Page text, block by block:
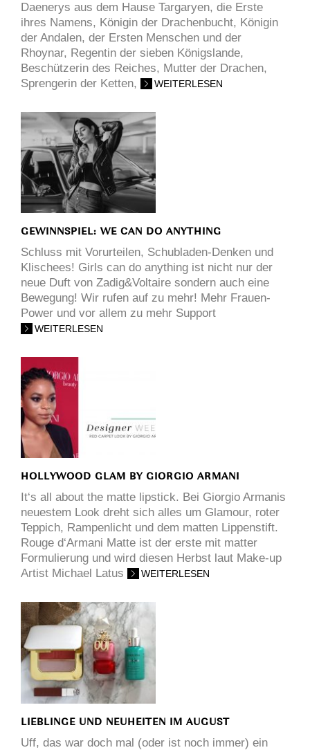
Daenerys aus dem Hause Targaryen, die Erste
ihres Namens, Königin der Drachenbucht, Königin
der Andalen, der Ersten Menschen und der
Rhoynar, Regentin der sieben Königslande,
Beschützerin des Reiches, Mutter der Drachen,
Sprengerin der Ketten,
WEITERLESEN
GEWINNSPIEL: WE CAN DO ANYTHING
Schluss mit Vorurteilen, Schubladen-Denken und
Klischees! Girls can do anything ist nicht nur der
neue Duft von Zadig&Voltaire sondern auch eine
Bewegung! Wir rufen auf zu mehr! Mehr Frauen-
Power und vor allem zu mehr Support
WEITERLESEN
HOLLYWOOD GLAM BY GIORGIO ARMANI
It‘s all about the matte lipstick. Bei Giorgio Armanis
neuestem Look dreht sich alles um Glamour, roter
Teppich, Rampenlicht und dem matten Lippenstift.
Rouge d‘Armani Matte ist der erste mit matter
Formulierung und wird diesen Herbst laut Make-up
Artist Michael Latus
WEITERLESEN
LIEBLINGE UND NEUHEITEN IM AUGUST
Uff, das war doch mal (oder ist noch immer) ein